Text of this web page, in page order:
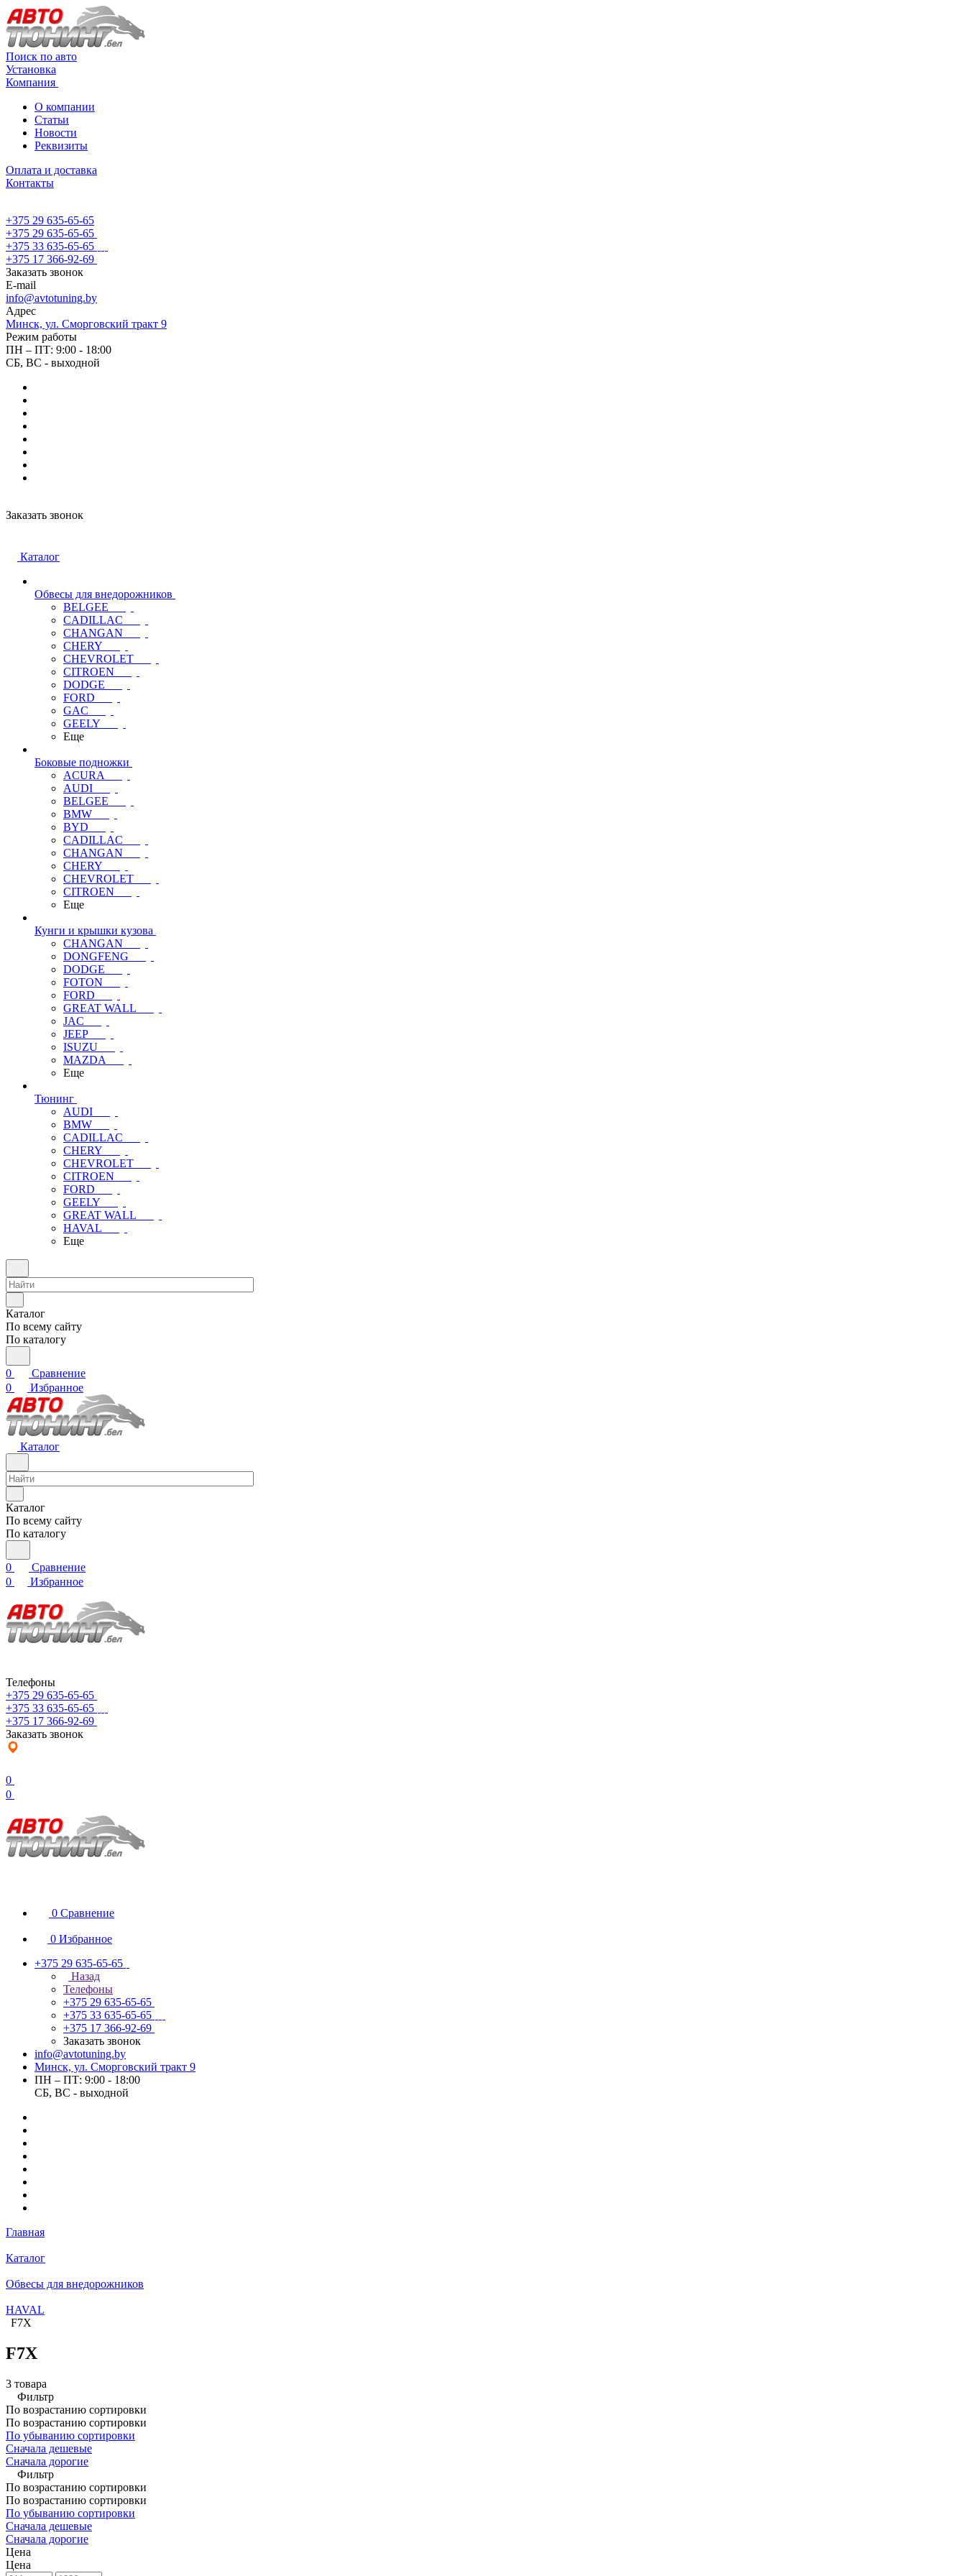
Поиск по авто
Установка
Компания
О компании
Статьи
Новости
Реквизиты
Оплата и доставка
Контакты
+375 29 635-65-65
+375 29 635-65-65
+375 33 635-65-65
+375 17 366-92-69
Заказать звонок
E-mail
info@avtotuning.by
Адрес
Минск, ул. Сморговский тракт 9
Режим работы
ПН – ПТ: 9:00 - 18:00
СБ, ВС - выходной
Заказать звонок
Каталог
Обвесы для внедорожников
BELGEE
CADILLAC
CHANGAN
CHERY
CHEVROLET
CITROEN
DODGE
FORD
GAC
GEELY
Еще
Боковые подножки
ACURA
AUDI
BELGEE
BMW
BYD
CADILLAC
CHANGAN
CHERY
CHEVROLET
CITROEN
Еще
Кунги и крышки кузова
CHANGAN
DONGFENG
DODGE
FOTON
FORD
GREAT WALL
JAC
JEEP
ISUZU
MAZDA
Еще
Тюнинг
AUDI
BMW
CADILLAC
CHERY
CHEVROLET
CITROEN
FORD
GEELY
GREAT WALL
HAVAL
Еще
Каталог
По всему сайту
По каталогу
0
Сравнение
0
Избранное
Каталог
Каталог
По всему сайту
По каталогу
0
Сравнение
0
Избранное
Телефоны
+375 29 635-65-65
+375 33 635-65-65
+375 17 366-92-69
Заказать звонок
0
0
0 Сравнение
0 Избранное
+375 29 635-65-65
Назад
Телефоны
+375 29 635-65-65
+375 33 635-65-65
+375 17 366-92-69
Заказать звонок
info@avtotuning.by
Минск, ул. Сморговский тракт 9
ПН – ПТ: 9:00 - 18:00
СБ, ВС - выходной
Главная
Каталог
Обвесы для внедорожников
HAVAL
F7X
F7X
3 товара
Фильтр
По возрастанию сортировки
По возрастанию сортировки
По убыванию сортировки
Сначала дешевые
Сначала дорогие
Фильтр
По возрастанию сортировки
По возрастанию сортировки
По убыванию сортировки
Сначала дешевые
Сначала дорогие
Цена
Цена